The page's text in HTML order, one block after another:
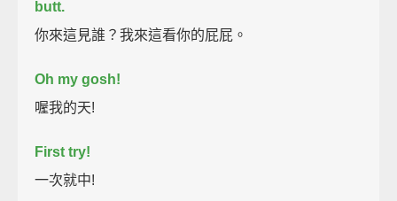
butt.
你來這見誰？我來這看你的屁屁。
Oh my gosh!
喔我的天!
First try!
一次就中!